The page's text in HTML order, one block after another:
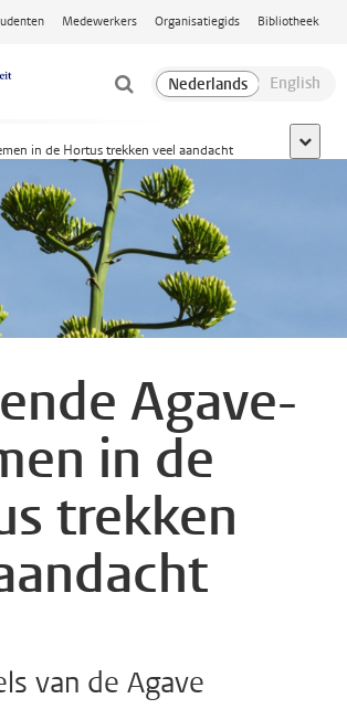
Medewerkers Organisatiegids Bibliotheek
in de Hortus trekken veel aandacht
toon
Agave-
in de
trekken
van de Agave